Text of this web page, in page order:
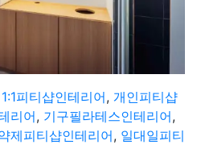
1:1피티샵인테리어, 개인피티샵
리어, 기구필라테스인테리어,
제피티샵인테리어, 일대일피티